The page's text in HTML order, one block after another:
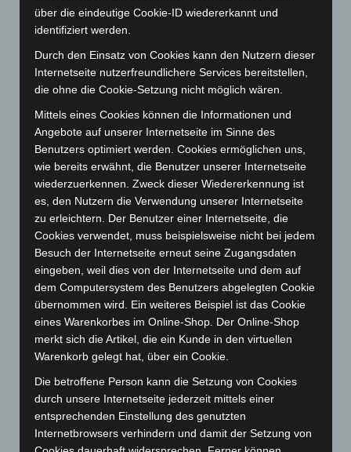
November 2024(94)
Oktober 2024 (93)
September 2024(112)
August 2024(107)
Juli 2024(89)
Juni 2024(107)
Mai 2024
April 2024(102)
März 2024(103)
Februar 2024
(103)
Januar 2024(111)
Dezember 2023(130)
November 2023(130)
Oktober 2023
(114)
September 2023(133)
August 2023(134)
Juli 2023(118)
über die eindeutige Cookie-ID wiedererkannt und
identifiziert werden.
Durch den Einsatz von Cookies kann den Nutzern dieser
Internetseite nutzerfreundlichere Services bereitstellen,
die ohne die Cookie-Setzung nicht möglich wären.
Mittels eines Cookies können die Informationen und
Angebote auf unserer Internetseite im Sinne des
Benutzers optimiert werden. Cookies ermöglichen uns,
wie bereits erwähnt, die Benutzer unserer Internetseite
wiederzuerkennen. Zweck dieser Wiedererkennung ist
es, den Nutzern die Verwendung unserer Internetseite
zu erleichtern. Der Benutzer einer Internetseite, die
Cookies verwendet, muss beispielsweise nicht bei jedem
Besuch der Internetseite erneut seine Zugangsdaten
eingeben, weil dies von der Internetseite und dem auf
dem Computersystem des Benutzers abgelegten Cookie
übernommen wird. Ein weiteres Beispiel ist das Cookie
eines Warenkorbes im Online-Shop. Der Online-Shop
merkt sich die Artikel, die ein Kunde in den virtuellen
Warenkorb gelegt hat, über ein Cookie.
Die betroffene Person kann die Setzung von Cookies
durch unsere Internetseite jederzeit mittels einer
entsprechenden Einstellung des genutzten
Internetbrowsers verhindern und damit der Setzung von